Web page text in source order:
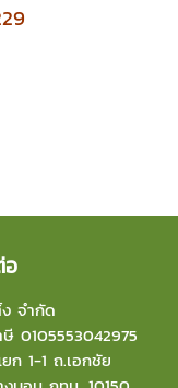
อ
จำกัด
ษี 0105553042975
ก 1-1 ถ.เอกชัย